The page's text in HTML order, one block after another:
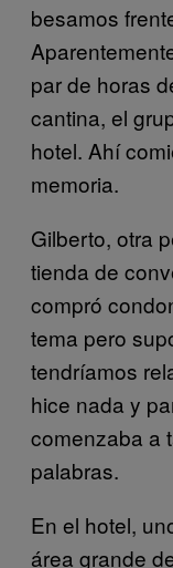
besamos
par de horas
cantina, el
hotel. Ahí
memoria.
Gilberto, otra
tienda de
compró
tema pero
tendríamos
hice nada y
comenzaba a
palabras.
En el hotel,
área grande